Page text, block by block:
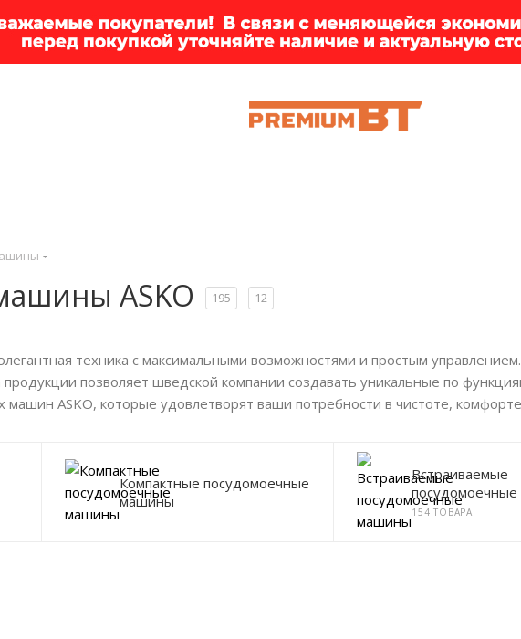
ASKO 195 12
Компактные посудомоечные
машины
Встраиваемые
154 ТОВАРА
техника с максимальными возможностями и простым
позволяет шведской компании создавать уникальные по
ASKO, которые удовлетворят ваши потребности в чистоте, комфорте